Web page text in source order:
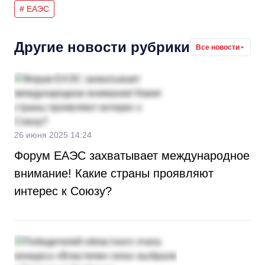
# ЕАЭС
Другие новости рубрики Все новости
26 июня 2025 14:24
Форум ЕАЭС захватывает международное
внимание! Какие страны проявляют
интерес к Союзу?